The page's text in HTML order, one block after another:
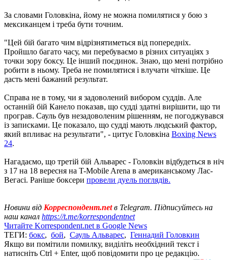
За словами Головкіна, йому не можна помилятися у бою з
мексиканцем і треба бути точним.
"Цей бій багато чим відрізнятиметься від попередніх.
Пройшло багато часу, ми перебуваємо в різних ситуаціях з
точки зору боксу. Це інший поєдинок. Знаю, що мені потрібно
робити в ньому. Треба не помилятися і влучати чіткіше. Це
дасть мені бажаний результат.
Справа не в тому, чи я задоволений вибором суддів. Але
останній бій Канело показав, що судді здатні вирішити, що ти
програв. Сауль був незадоволеним рішенням, не погоджувався
із записками. Це показало, що судді мають людський фактор,
який впливає на результати", - цитує Головкіна Boxing News
24.
Нагадаємо, що третій бій Альварес - Головкін відбудеться в ніч
з 17 на 18 вересня на T-Mobile Arena в американському Лас-
Вегасі. Раніше боксери провели дуель поглядів.
Новини від Корреспондент.netв Telegram. Підписуйтесь на
наш канал https://t.me/korrespondentnet
Читайте Korrespondent.net в Google News
ТЕГИ: бокс, бой, Сауль Альварес, Геннадий Головкин
Якщо ви помітили помилку, виділіть необхідний текст і
натисніть Ctrl + Enter, щоб повідомити про це редакцію.